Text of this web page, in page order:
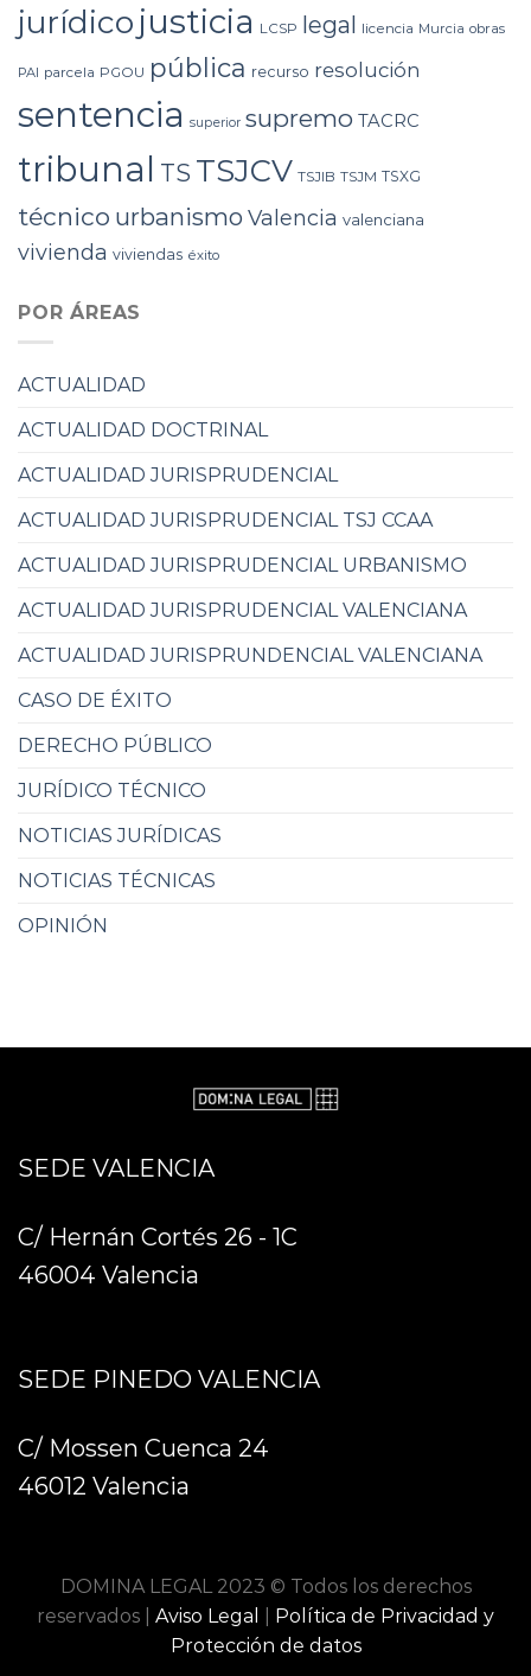
jurídico justicia LCSP legal licencia Murcia obras
PAI parcela PGOU pública recurso resolución
sentencia superior supremo TACRC
tribunal TS TSJCV TSJIB TSJM TSXG
técnico urbanismo Valencia valenciana
vivienda viviendas éxito
POR ÁREAS
ACTUALIDAD
ACTUALIDAD DOCTRINAL
ACTUALIDAD JURISPRUDENCIAL
ACTUALIDAD JURISPRUDENCIAL TSJ CCAA
ACTUALIDAD JURISPRUDENCIAL URBANISMO
ACTUALIDAD JURISPRUDENCIAL VALENCIANA
ACTUALIDAD JURISPRUNDENCIAL VALENCIANA
CASO DE ÉXITO
DERECHO PÚBLICO
JURÍDICO TÉCNICO
NOTICIAS JURÍDICAS
NOTICIAS TÉCNICAS
OPINIÓN
SEDE VALENCIA
C/ Hernán Cortés 26 - 1C
46004 Valencia
SEDE PINEDO VALENCIA
C/ Mossen Cuenca 24
46012 Valencia
DOMINA LEGAL 2023 © Todos los derechos
reservados | Aviso Legal
Política de Privacidad y
Protección de datos